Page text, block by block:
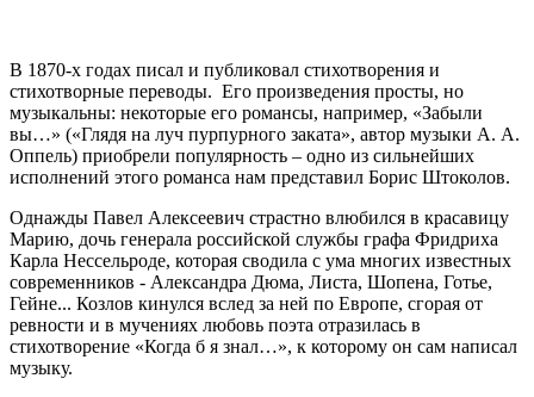
В 1870-х годах писал и публиковал стихотворения и
стихотворные переводы. Его произведения просты, но
музыкальны: некоторые его романсы, например, «Забыли
вы…» («Глядя на луч пурпурного заката», автор музыки А. А.
Оппель) приобрели популярность – одно из сильнейших
исполнений этого романса нам представил Борис Штоколов.
Однажды Павел Алексеевич страстно влюбился в красавицу
Марию, дочь генерала российской службы графа Фридриха
Карла Нессельроде, которая сводила с ума многих известных
современников - Александра Дюма, Листа, Шопена, Готье,
Гейне... Козлов кинулся вслед за ней по Европе, сгорая от
ревности и в мучениях любовь поэта отразилась в
стихотворение «Когда б я знал…», к которому он сам написал
музыку.